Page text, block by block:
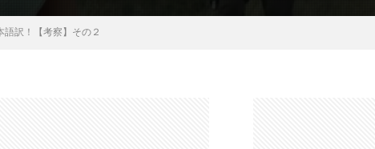
語訳！【考察】その２